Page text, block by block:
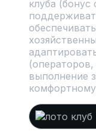
клуба
выполнение